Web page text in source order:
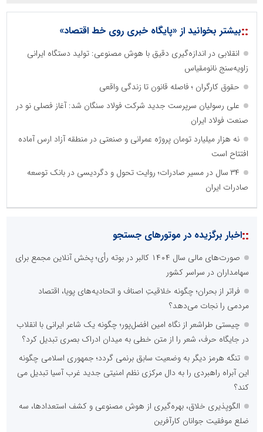
::بیشتر بخوانید از «پایگاه خبری روی خط اقتصاد»
انقلابی در اندازه‌گیری دقیق با هوش مصنوعی: تولید دستگاه ایرانی
زاویه‌سنج نانومقیاس
حقوق کارگران ؛ فاصله قانون تا زندگی واقعی
علی رسولیان سرپرست جدید شرکت فولاد سنگان شد: آغاز فصلی نو در
صنعت فولاد ایران
نه هزار میلیارد تومان پروژه عمرانی و صنعتی در منطقه آزاد ارس آماده
افتتاح است
۳۴ سال در مسیر صادرات؛ روایت تحول و دگردیسی در بانک توسعه
صادرات ایران
::اخبار برگزیده در موتورهای جستجو
صورت‌های مالی سال ۱۴۰۴ کالبر در بوته رأی؛ پخش آنلاین مجمع برای
سهامداران در سراسر کشور
فراتر از بحران؛ چگونه خلاقیتِ اصناف و اتحادیه‌های پویا، اقتصاد
مردمی را نجات می‌دهد؟
چیستی طراشعر از نگاه امین افضل‌پور؛ چگونه یک شاعر ایرانی با انقلاب
در جایگاه حرف، شعر را از متن خطی به میدان ادراک بصری تبدیل کرد؟
تنگه هرمز دیگر به وضعیت سابق برنمی گردد؛ جمهوری اسلامی چگونه
این آبراه راهبردی را به دال مرکزی نظم امنیتی جدید غرب آسیا تبدیل می
کند؟
الگوپذیری خلاق، بهره‌گیری از هوش مصنوعی و کشف استعدادها، سه
ضلع موفقیت جوانان کارآفرین